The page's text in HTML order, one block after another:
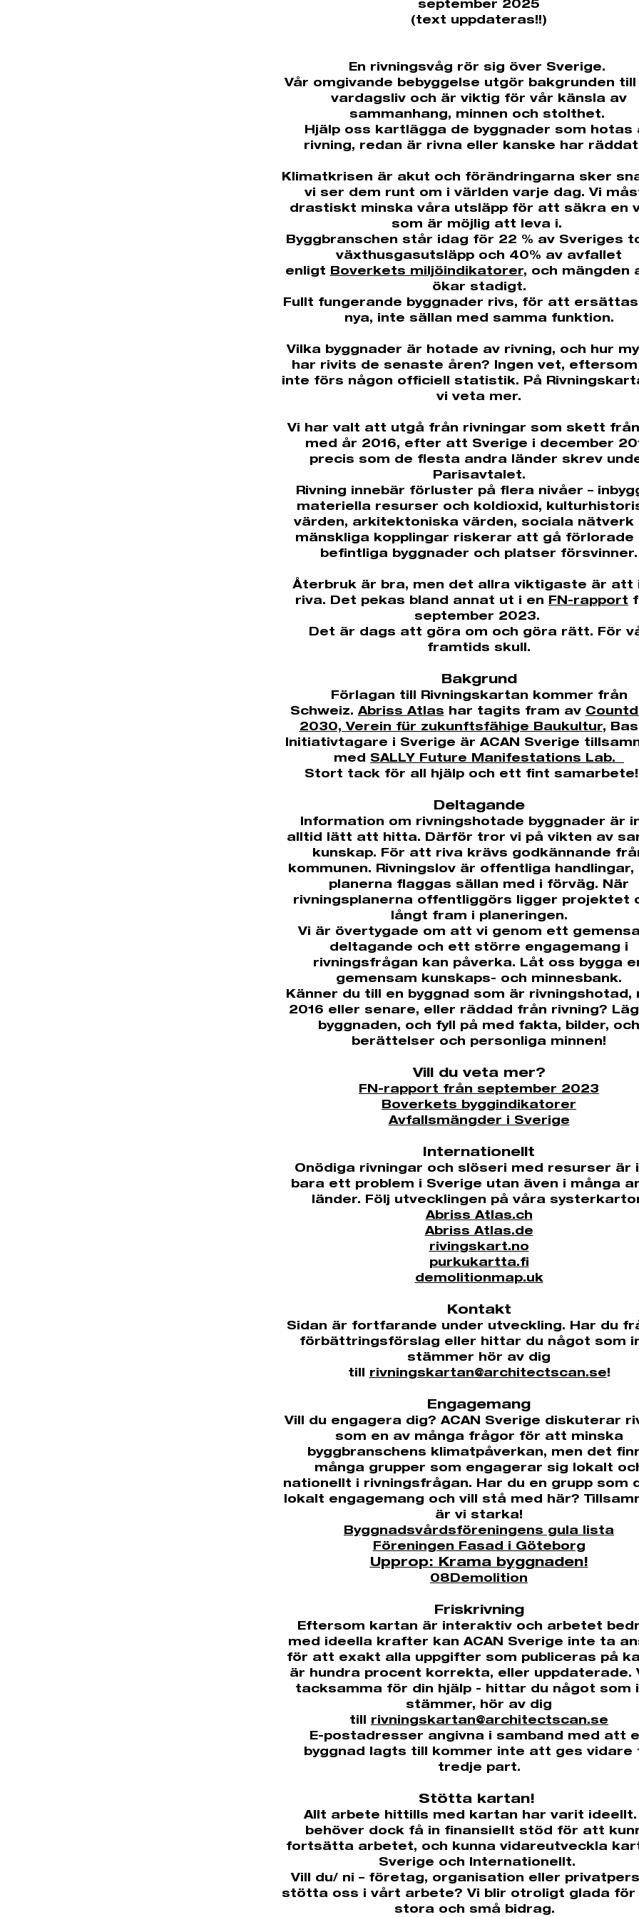
september 2025
(text uppdateras!!)
En rivningsvåg rör sig över Sverige.
Vår omgivande bebyggelse utgör bakgrunden till
vardagsliv och är viktig för vår känsla av
sammanhang, minnen och stolthet.
Hjälp oss kartlägga de byggnader som hotas
rivning, redan är rivna eller kanske har
Klimatkrisen är akut och förändringarna sker
vi ser dem runt om i världen varje dag. Vi
drastiskt minska våra utsläpp för att säkra en
som är möjlig att leva i.
Byggbranschen står idag för 22 % av Sveriges
växthusgasutsläpp och 40% av avfallet
enligt Boverkets miljöindikatorer, och mängden
ökar stadigt.
Fullt fungerande byggnader rivs, för att
nya, inte sällan med samma funktion.
Vilka byggnader är hotade av rivning, och hur
har rivits de senaste åren? Ingen vet,
inte förs någon officiell statistik. På
vi veta mer.
Vi har valt att utgå från rivningar som skett
med år 2016, efter att Sverige i december
precis som de flesta andra länder skrev
Parisavtalet.
Rivning innebär förluster på flera nivåer –
materiella resurser och koldioxid,
värden, arkitektoniska värden, sociala nätverk
mänskliga kopplingar riskerar att gå förlorade
befintliga byggnader och platser försvinner.
Återbruk är bra, men det allra viktigaste är att
riva. Det pekas bland annat ut i en FN-rapport
september 2023.
Det är dags att göra om och göra rätt. För
framtids skull.
Bakgrund
Förlagan till Rivningskartan kommer från
Schweiz. Abriss Atlas har tagits fram av
2030, Verein für zukunftsfähige Baukultur,
Initiativtagare i Sverige är ACAN Sverige
med SALLY Future Manifestations Lab.
Stort tack för all hjälp och ett fint samarbete!
Deltagande
Information om rivningshotade byggnader är
alltid lätt att hitta. Därför tror vi på vikten av
kunskap. För att riva krävs godkännande
kommunen. Rivningslov är offentliga handlingar,
planerna flaggas sällan med i förväg. När
rivningsplanerna offentliggörs ligger projektet
långt fram i planeringen.
Vi är övertygade om att vi genom ett
deltagande och ett större engagemang i
rivningsfrågan kan påverka. Låt oss bygga
gemensam kunskaps- och minnesbank.
Känner du till en byggnad som är rivningshotad,
2016 eller senare, eller räddad från rivning?
byggnaden, och fyll på med fakta, bilder, och
berättelser och personliga minnen!
Vill du veta mer?
FN-rapport från september 2023
Boverkets byggindikatorer
Avfallsmängder i Sverige
Internationellt
Onödiga rivningar och slöseri med resurser är
bara ett problem i Sverige utan även i många
länder. Följ utvecklingen på våra
Abriss Atlas.ch
Abriss Atlas.de
rivingskart.no
purkukartta.fi
demolitionmap.uk
Kontakt
Sidan är fortfarande under utveckling. Har du
förbättringsförslag eller hittar du något som
stämmer hör av dig
till rivningskartan@architectscan.se!
Engagemang
Vill du engagera dig? ACAN Sverige diskuterar
som en av många frågor för att minska
byggbranschens klimatpåverkan, men det
många grupper som engagerar sig lokalt
nationellt i rivningsfrågan. Har du en grupp som
lokalt engagemang och vill stå med här?
är vi starka!
Byggnadsvårdsföreningens gula lista
Föreningen Fasad i Göteborg
Upprop: Krama byggnaden!
08Demolition
Friskrivning
Eftersom kartan är interaktiv och arbetet
med ideella krafter kan ACAN Sverige inte ta
för att exakt alla uppgifter som publiceras på
är hundra procent korrekta, eller uppdaterade.
tacksamma för din hjälp - hittar du något som
stämmer, hör av dig
till rivningskartan@architectscan.se
E-postadresser angivna i samband med att
byggnad lagts till kommer inte att ges vidare
tredje part.
Stötta kartan!
Allt arbete hittills med kartan har varit ideellt.
behöver dock få in finansiellt stöd för att
fortsätta arbetet, och kunna vidareutveckla
Sverige och Internationellt.
Vill du/ ni – företag, organisation eller
stötta oss i vårt arbete? Vi blir otroligt glada för
stora och små bidrag.